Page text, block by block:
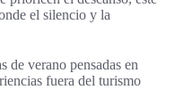
el silencio y la
de verano pensadas en
fuera del turismo